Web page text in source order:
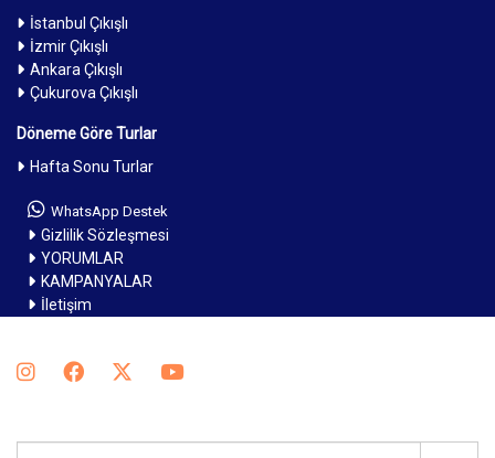
İstanbul Çıkışlı
İzmir Çıkışlı
Ankara Çıkışlı
Çukurova Çıkışlı
Döneme Göre Turlar
Hafta Sonu Turlar
WhatsApp Destek
Gizlilik Sözleşmesi
YORUMLAR
KAMPANYALAR
İletişim